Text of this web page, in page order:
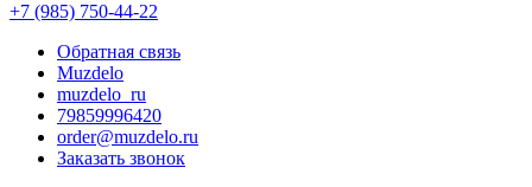
+7 (985) 750-44-22
Обратная связь
Muzdelo
muzdelo_ru
79859996420
order@muzdelo.ru
Заказать звонок